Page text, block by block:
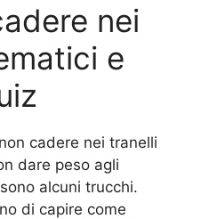
nei
e
cadere nei tranelli
dare peso agli
alcuni trucchi.
di capire come